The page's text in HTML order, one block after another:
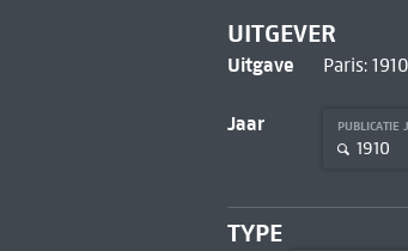
UITGEVER
Uitgave Paris: 1910
Jaar PUBLICATIE
1910
TYPE